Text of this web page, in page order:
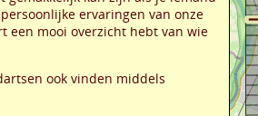
ervaringen van onze
een mooi overzicht hebt van wie
ook vinden middels